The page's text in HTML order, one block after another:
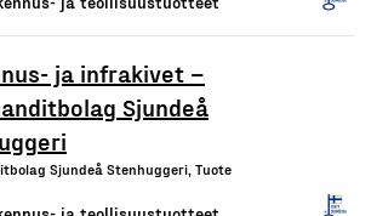
ja infrakivet –
Sjundeå
Sjundeå Stenhuggeri, Tuote